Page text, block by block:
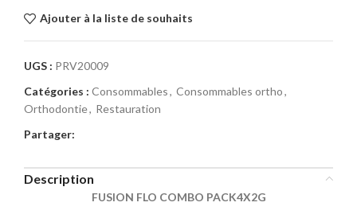
Ajouter à la liste de souhaits
UGS : PRV20009
Catégories : Consommables, Consommables ortho,
Orthodontie, Restauration
Partager:
Description
FUSION FLO COMBO PACK4X2G